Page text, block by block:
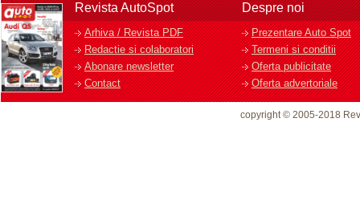
Revista AutoSpot
Arhiva / Revista PDF
Redactie si colaboratori
Abonare newsletter
Contact
Despre noi
Prezentare Auto Spot
Termeni si conditii
Oferta publicitate
Oferta advertoriale
copyright © 2005-2018